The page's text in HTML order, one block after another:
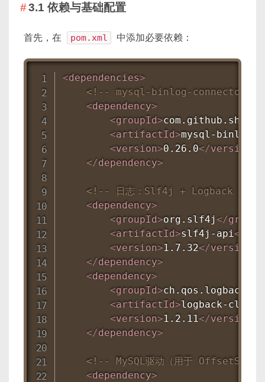
3.1 依赖与基础配置
首先，在 pom.xml 中添加必要依赖：
<dependencies>
<!-- mysql-binlog-connector-
<dependency>
<groupId>com.github.shyiko
<artifactId>mysql-binlog-
<version>0.26.0</version
</dependency>
<!-- 日志：Slf4j + Logback -->
<dependency>
<groupId>org.slf4j</
<artifactId>slf4j-api</
<version>1.7.32</version
</dependency>
<dependency>
<groupId>ch.qos.logback
<artifactId>logback-
<version>1.2.11</version
</dependency>
<!-- MySQL驱动（用于
<dependency>